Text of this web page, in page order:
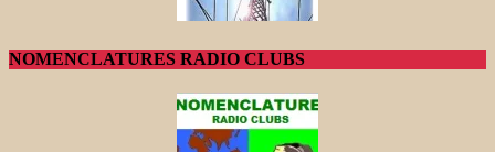
NOMENCLATURES RADIO CLUBS